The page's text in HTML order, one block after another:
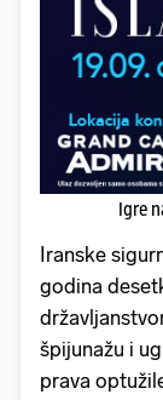
Igre
Iranske
godina
špijunažu i
prava